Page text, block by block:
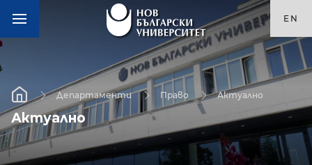
EN
Департаменти Право Актуално
Актуално